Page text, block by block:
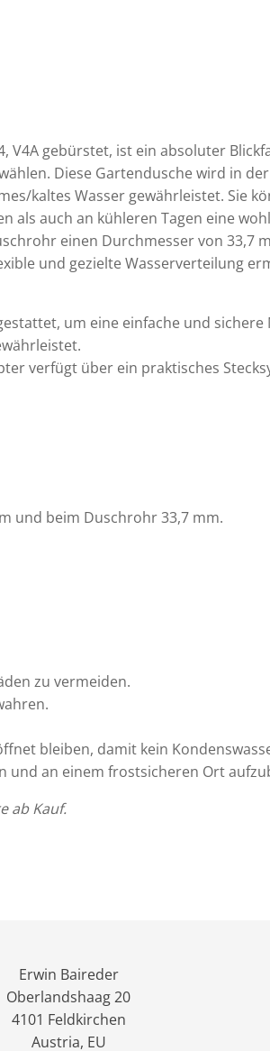
gebürstet, ist ein absoluter
Diese Gartendusche wird in
kaltes Wasser gewährleistet. Sie
auch an kühleren Tagen eine
einen Durchmesser von 33,7
und gezielte Wasserverteilung
um eine einfache und
verfügt über ein praktisches
und beim Duschrohr 33,7 mm.
zu vermeiden.
bleiben, damit kein
und an einem frostsicheren Ort
ab Kauf.
Erwin Baireder
Oberlandshaag 20
4101 Feldkirchen
Austria, EU